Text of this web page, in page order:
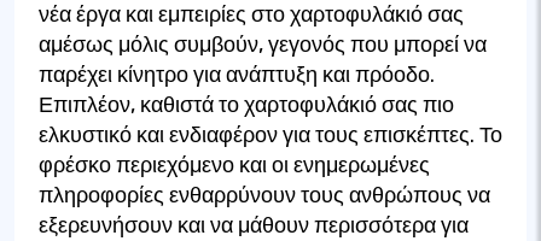
νέα έργα και εμπειρίες στο χαρτοφυλάκιό σας
αμέσως μόλις συμβούν, γεγονός που μπορεί να
παρέχει κίνητρο για ανάπτυξη και πρόοδο.
Επιπλέον, καθιστά το χαρτοφυλάκιό σας πιο
ελκυστικό και ενδιαφέρον για τους επισκέπτες. Το
φρέσκο περιεχόμενο και οι ενημερωμένες
πληροφορίες ενθαρρύνουν τους ανθρώπους να
εξερευνήσουν και να μάθουν περισσότερα για